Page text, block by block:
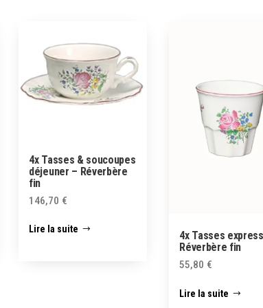
4x Tasses & soucoupes
déjeuner – Réverbère
fin
146,70 €
Lire la suite
4x Tasses
Réverbère fin
55,80 €
Lire la suite